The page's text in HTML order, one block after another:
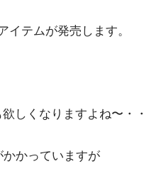
テムが発売します。
しくなりますよね〜・・
かっていますが